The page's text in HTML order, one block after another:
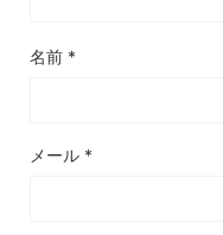
名前 *
メール *